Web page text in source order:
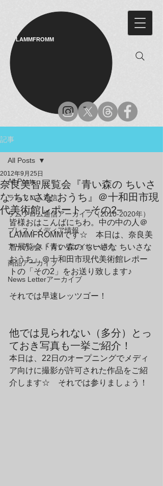
LAMMFROMM​
記事
All Posts
ラムフロム通信
ラムフロム通信アーカイブ（2010-2020年）
プレス・メディア情報
アーティスト＆クリエイター紹介
商品アーカイブ
News Letterアーカイブ
All Posts
奈良美智展覧会『青い森の ちいさ
な ちいさな おうち』＠十和田市現
代美術館レポート −その2−
2012年9月25日
皆様おはこんばにちわ。中の中の人＠
LAMMFROMMです☆　本日は、奈良美
智展覧会『青い森の ちいさな ちいさな
おうち』＠十和田市現代美術館レポー
トの「その2」をお送り致します♪
それでは早速レッツゴー！
他では見られない（多分）とっ
ておき写真も一挙ご紹介！
本日は、22日のオープニングでメディ
ア向けに撮影が許可された作品をご紹
介します☆　それでは参りましょう！